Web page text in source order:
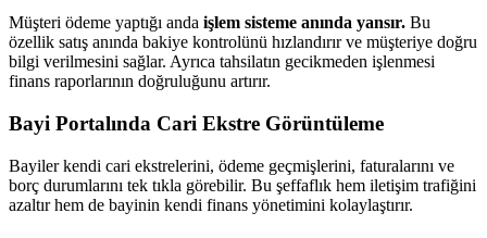
Müşteri ödeme yaptığı anda işlem sisteme anında yansır. Bu
özellik satış anında bakiye kontrolünü hızlandırır ve müşteriye doğru
bilgi verilmesini sağlar. Ayrıca tahsilatın gecikmeden işlenmesi
finans raporlarının doğruluğunu artırır.
Bayi Portalında Cari Ekstre Görüntüleme
Bayiler kendi cari ekstrelerini, ödeme geçmişlerini, faturalarını ve
borç durumlarını tek tıkla görebilir. Bu şeffaflık hem iletişim trafiğini
azaltır hem de bayinin kendi finans yönetimini kolaylaştırır.